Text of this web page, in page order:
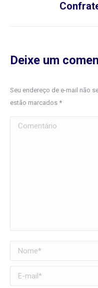
Deixe um
Seu endereço de e-mail não
estão marcados *
Comentário
Nome *
E-mail *